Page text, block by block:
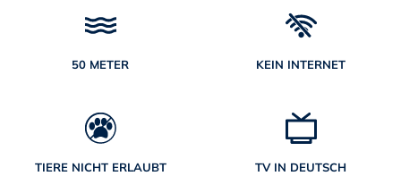
50 METER KEIN INTERNET
TIERE NICHT ERLAUBT TV IN DEUTSCH